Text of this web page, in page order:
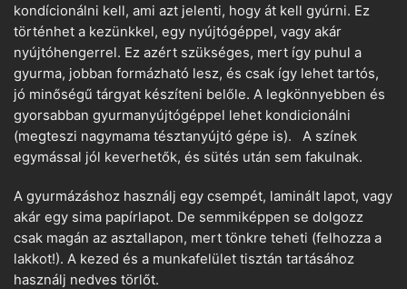
kondícionálni kell, ami azt jelenti, hogy át kell gyúrni. Ez
történhet a kezünkkel, egy nyújtógéppel, vagy akár
nyújtóhengerrel. Ez azért szükséges, mert így puhul a
gyurma, jobban formázható lesz, és csak így lehet tartós,
jó minőségű tárgyat készíteni belőle. A legkönnyebben és
gyorsabban gyurmanyújtógéppel lehet kondicionálni
(megteszi nagymama tésztanyújtó gépe is). A színek
egymással jól keverhetők, és sütés után sem fakulnak.
A gyurmázáshoz használj egy csempét, laminált lapot, vagy
akár egy sima papírlapot. De semmiképpen se dolgozz
csak magán az asztallapon, mert tönkre teheti (felhozza a
lakkot!). A kezed és a munkafelület tisztán tartásához
használj nedves törlőt.